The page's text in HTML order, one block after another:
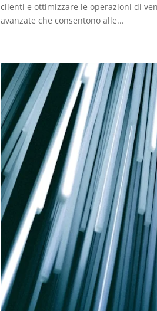
clienti e ottimizzare le operazioni di
avanzate che consentono alle...